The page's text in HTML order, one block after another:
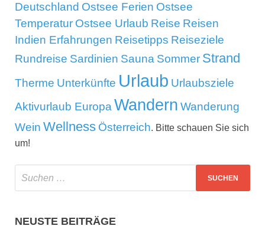
Deutschland Ostsee Ferien Ostsee
Temperatur Ostsee Urlaub Reise Reisen
Indien Erfahrungen Reisetipps Reiseziele
Rundreise Sardinien Sauna Sommer Strand
Therme Unterkünfte Urlaub Urlaubsziele
Aktivurlaub Europa Wandern Wanderung
Wein Wellness Österreich. Bitte schauen Sie sich
um!
NEUSTE BEITRÄGE